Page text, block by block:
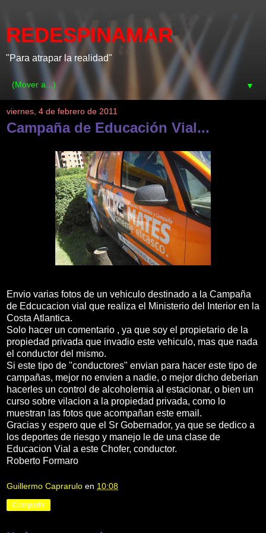
REDESPINAMAR
"Para atrapar la realidad"
▼
viernes, 4 de febrero de 2011
Campaña de Educación Vial...
Envio varias fotos de un vehiculo destinado a la Campaña
de Edcucacion vial que realiza el Ministerio del Interior en la
Costa Atlantica.
Solo hacer un comentario , ya que soy el propietario de la
propiedad privada que invadio este vehiculo, mas que nada
el conductor del mismo.
Si este tipo de "conductores" envian para hacer este tipo de
campañas, mejor no envien a nadie, o mejor dicho deberian
hacerles un control de alcoholemia al estacionar, o bien un
curso sobre vilacion a la propiedad privada, como lo
muestran las fotos que acompañan este email.
Gracias y espero que el Sr Gobernador, ya que se dedico a
los deportes de riesgo y manejo le de una clase de
Educacion Vial a este Chofer, conductor.
Roberto Formaro
Guillermo Caprarulo en 10:08
Compartir